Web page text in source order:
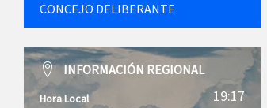
CONCEJO DELIBERANTE
INFORMACIÓN REGIONAL
Hora Local 19:17